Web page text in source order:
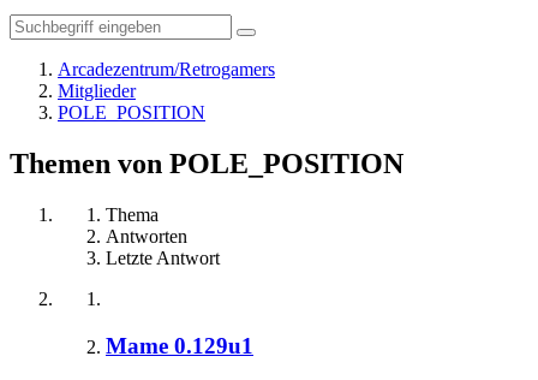
Arcadezentrum/Retrogamers
Mitglieder
POLE_POSITION
Themen von POLE_POSITION
Thema
Antworten
Letzte Antwort
Mame 0.129u1